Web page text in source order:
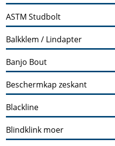
ASTM Studbolt
Balkklem / Lindapter
Banjo Bout
Beschermkap zeskant
Blackline
Blindklink moer